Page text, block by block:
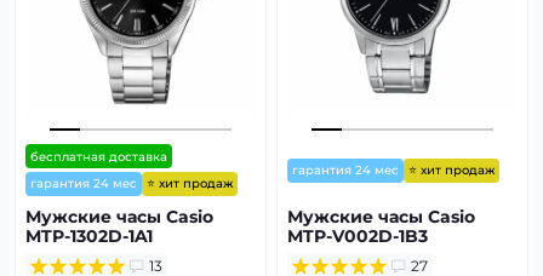
бесплатная доставка
гарантия 24 мес
⭐ хит продаж
Мужские часы Casio
MTP-1302D-1A1
13
гарантия 24 мес ⭐ хит продаж
Мужские часы Casio
MTP-V002D-1B3
27